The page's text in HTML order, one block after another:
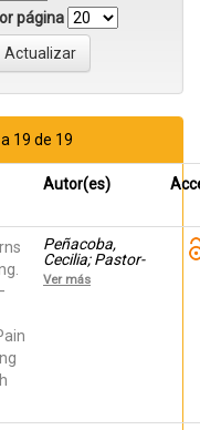
página
19 de 19
Autor(es)
Peñacoba,
Cecilia; Pastor-
Mira, María
Ángeles; Suso-
Ver más